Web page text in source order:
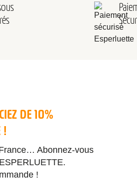
DE 10%
!
Abonnez-vous
!